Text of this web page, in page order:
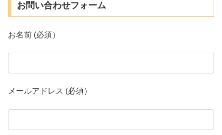
お問い合わせフォーム
お名前 (必須）
メールアドレス (必須）